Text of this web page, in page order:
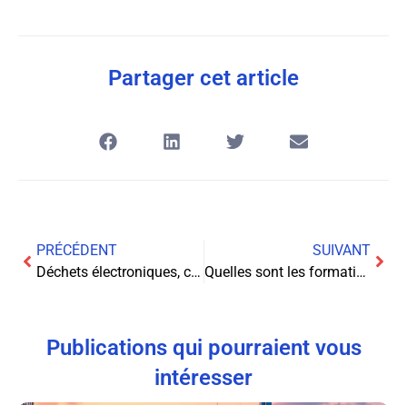
Partager cet article
PRÉCÉDENT
Déchets électroniques, comment endiguer cette marée montante ?
SUIVANT
Quelles sont les formations pour devenir un expert en électronique ?
Publications qui pourraient vous
intéresser